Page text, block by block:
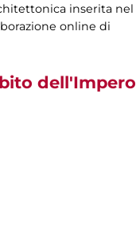
inserita nel
online di
dell'Impero